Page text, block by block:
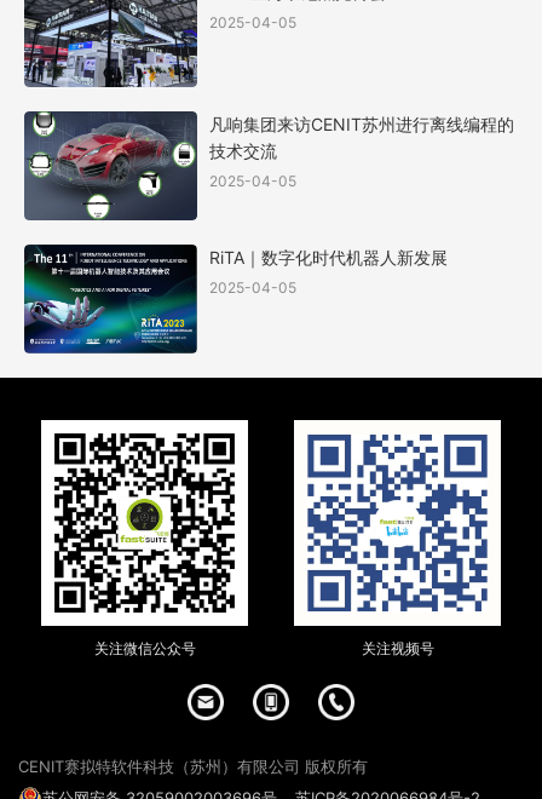
2025-04-05
凡响集团来访CENIT苏州进行离线编程的
技术交流
2025-04-05
RiTA｜数字化时代机器人新发展
2025-04-05
关注微信公众号 关注视频号
CENIT赛拟特软件科技（苏州）有限公司 版权所有